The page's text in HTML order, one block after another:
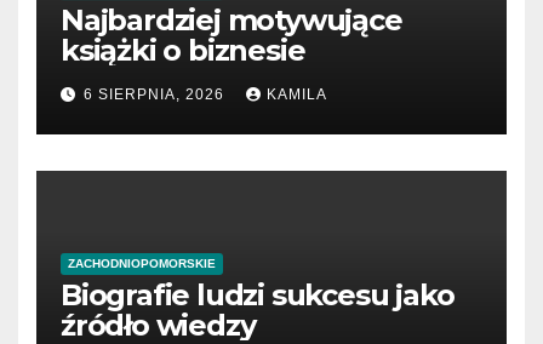
Najbardziej motywujące
książki o biznesie
6 SIERPNIA, 2026 KAMILA
ZACHODNIOPOMORSKIE
Biografie ludzi sukcesu jako
źródło wiedzy